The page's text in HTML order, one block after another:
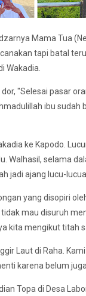
Mama Tua
tapi batal
Wakadia.
"Selesai pasar
ibu sudah
ke Kapodo.
Walhasil, selama
jadi ajang lucu-
yang disopiri
mau disuruh
kita mengikut titah
Laut di Raha.
karena belum
Topa di Desa